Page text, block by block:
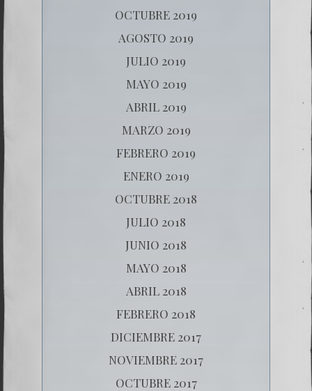
OCTUBRE 2019
AGOSTO 2019
JULIO 2019
MAYO 2019
ABRIL 2019
MARZO 2019
FEBRERO 2019
ENERO 2019
OCTUBRE 2018
JULIO 2018
JUNIO 2018
MAYO 2018
ABRIL 2018
FEBRERO 2018
DICIEMBRE 2017
NOVIEMBRE 2017
OCTUBRE 2017